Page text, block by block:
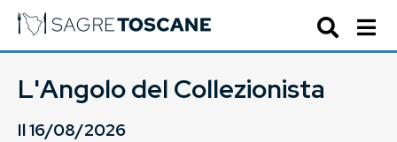
L'Angolo del Collezionista
Il16/08/2026